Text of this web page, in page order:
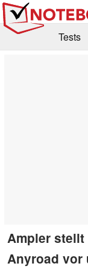
Tests
Ampler stellt
Anyroad vor